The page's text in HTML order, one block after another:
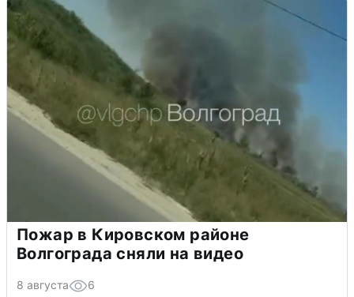
Пожар в Кировском районе
Волгограда сняли на видео
8 августа 6